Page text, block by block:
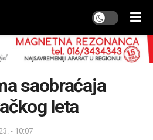
saobraćaja
leta
- 10:07